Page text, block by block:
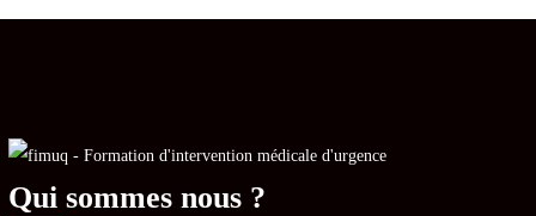
Qui sommes nous ?